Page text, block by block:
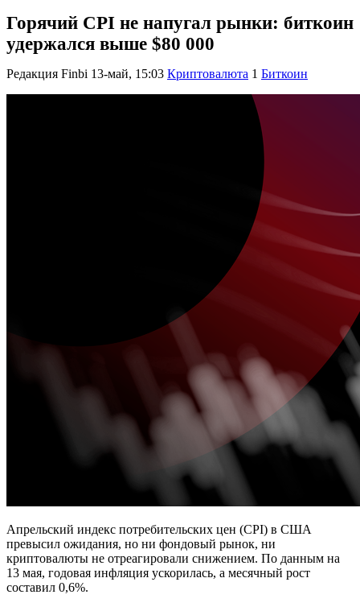
Горячий CPI не напугал рынки: биткоин
удержался выше $80 000
Редакция Finbi 13-май, 15:03 Криптовалюта 1 Биткоин
Апрельский индекс потребительских цен (CPI) в США
превысил ожидания, но ни фондовый рынок, ни
криптовалюты не отреагировали снижением. По данным на
13 мая, годовая инфляция ускорилась, а месячный рост
составил 0,6%.